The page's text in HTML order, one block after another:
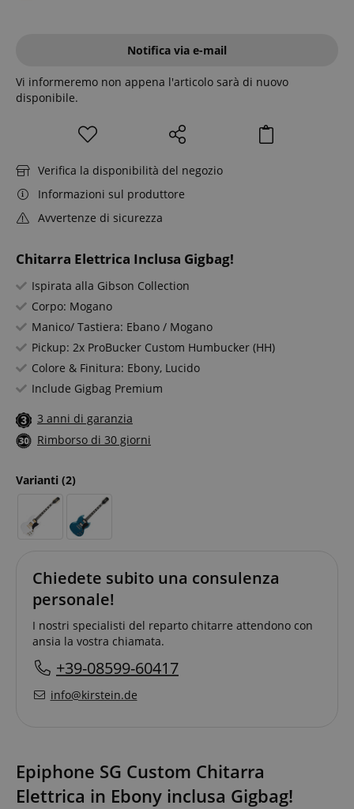
Chitarra Elettrica Inclusa Gigbag!
Ispirata alla Gibson Collection
Corpo: Mogano
Manico/ Tastiera: Ebano / Mogano
Pickup: 2x ProBucker Custom Humbucker (HH)
Colore & Finitura: Ebony, Lucido
Include Gigbag Premium
3 anni di garanzia
Rimborso di 30 giorni
Varianti (2)
Notifica via e-mail
Vi informeremo non appena l'articolo sarà di nuovo
disponibile.
Verifica la disponibilità del negozio
Informazioni sul produttore
Avvertenze di sicurezza
Chiedete subito una consulenza
personale!
I nostri specialisti del reparto chitarre attendono con
ansia la vostra chiamata.
+39-08599-60417
info@kirstein.de
Epiphone SG Custom Chitarra
Elettrica in Ebony inclusa Gigbag!